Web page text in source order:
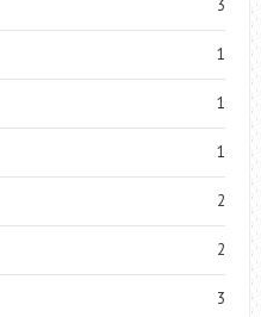
3
1
1
1
2
2
3